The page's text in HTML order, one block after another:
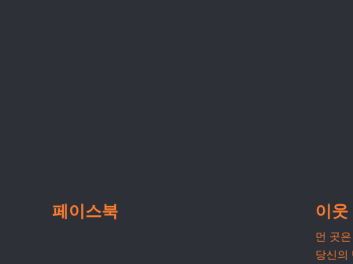
페이스북 이웃
먼 곳
당신의